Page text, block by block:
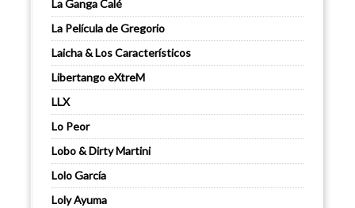
La Ganga Calé
La Película de Gregorio
Laicha & Los Característicos
Libertango eXtreM
LLX
Lo Peor
Lobo & Dirty Martini
Lolo García
Loly Ayuma